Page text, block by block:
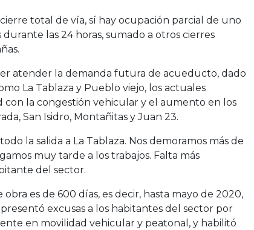
total de vía, sí hay ocupación parcial de uno
las 24 horas, sumado a otros cierres
atender la demanda futura de acueducto, dado
La Tablaza y Pueblo viejo, los actuales
la congestión vehicular y el aumento en los
San Isidro, Montañitas y Juan 23.
la salida a La Tablaza. Nos demoramos más de
muy tarde a los trabajos. Falta más
del sector.
es de 600 días, es decir, hasta mayo de 2020,
excusas a los habitantes del sector por
en movilidad vehicular y peatonal, y habilitó